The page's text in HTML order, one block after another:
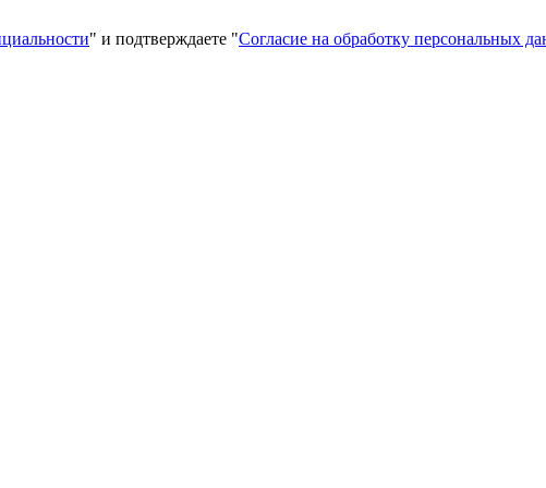
" и подтверждаете "Согласие на обработку персональных